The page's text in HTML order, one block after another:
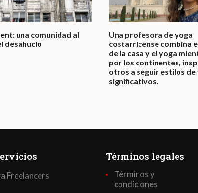
una comunidad al
desahucio
Una profesora de yoga
costarricense combina
de la casa y el yoga
por los continentes,
otros a seguir estilos de
significativos.
Freelancers
Términos legales
Términos y
condiciones